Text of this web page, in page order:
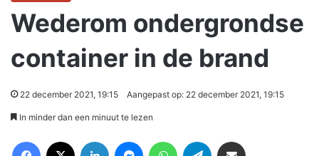
Wederom ondergrondse
container in de brand
22 december 2021, 19:15 Aangepast op: 22 december 2021, 19:15
In minder dan een minuut te lezen